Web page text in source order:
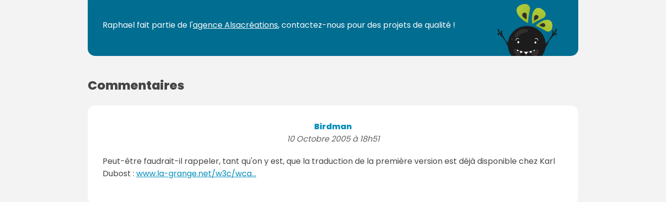
Raphael fait partie de l'agence Alsacréations, contactez-nous pour des projets de qualité !
Commentaires
Birdman
10 Octobre 2005 à 18h51
Peut-être faudrait-il rappeler, tant qu'on y est, que la traduction de la première version est déjà disponible chez Karl
Dubost : www.la-grange.net/w3c/wca...